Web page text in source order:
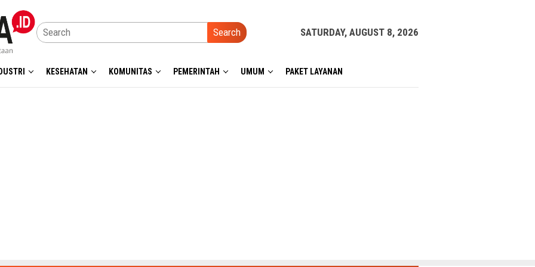
Search SATURDAY, AUGUST 8, 2026
KESEHATAN KOMUNITAS PEMERINTAH UMUM PAKET LAYANAN